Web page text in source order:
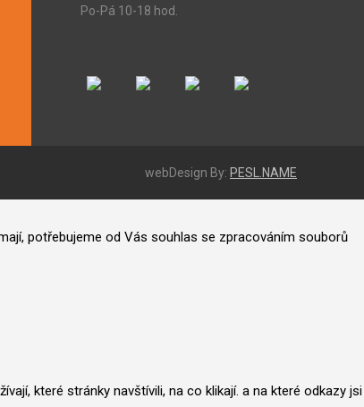
Po-Pá 10-18 hod.
webDesign By: PESL.NAME
potřebujeme od Vás souhlas se zpracováním souborů
které stránky navštívili, na co klikají. a na které odkazy jsi